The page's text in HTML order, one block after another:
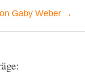
Gaby Weber →